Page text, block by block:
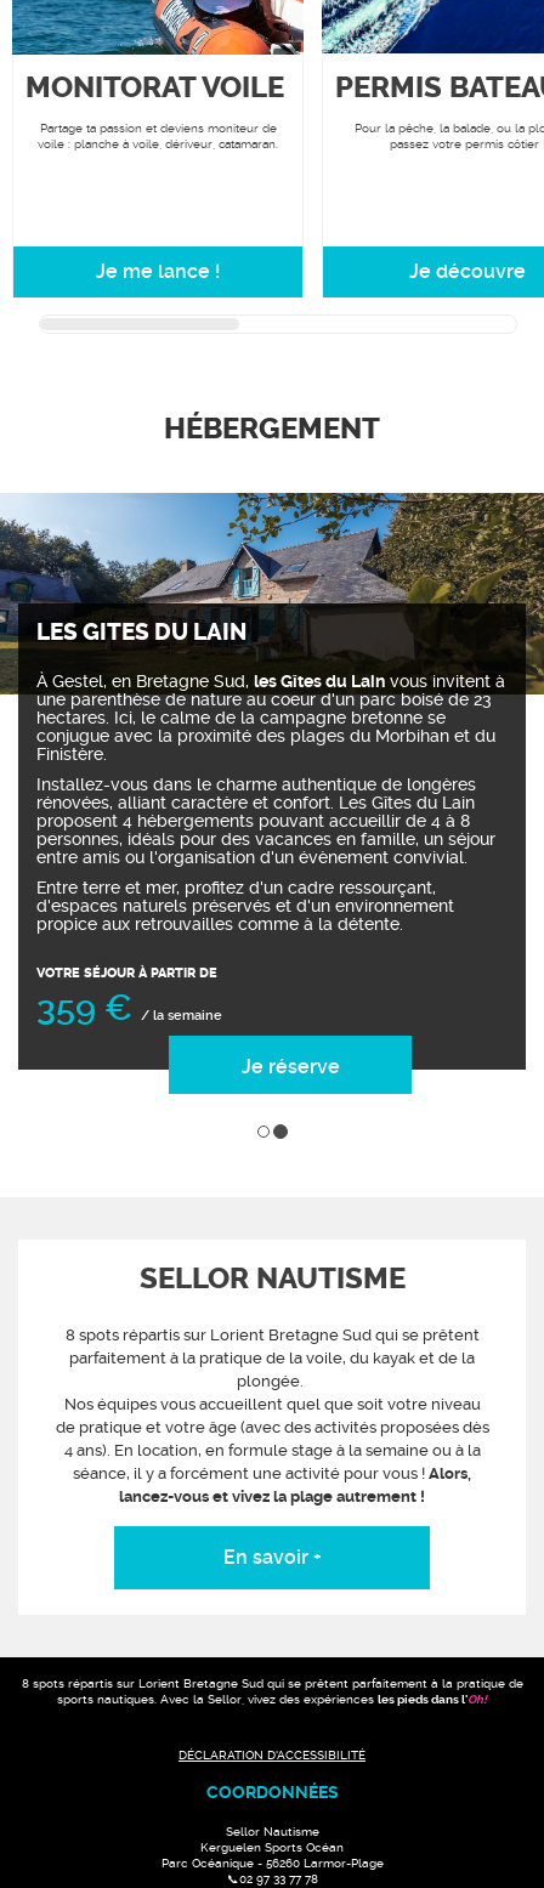
MONITORAT VOILE
Partage ta passion et deviens moniteur de
voile : planche à voile, dériveur, catamaran.
Je me lance !
PERMIS
Pour la pêche, la balade, ou la
passez votre permis côtier
Je découvre
HÉBERGEMENT
LA RÉSIDENCE DE KERGUELEN
À Larmor-Plage, face à l’iconique Île de Groix, la Résidence
de Kerguelen s’inscrit dans un environnement maritime
rare. Bordée par le parc océanique et une plage de sable
fin, elle offre un véritable séjour les pieds dans l’eau.
résidence accueille aussi bien les voyageurs individuels
que les groupes. Fonctionnelle et idéalement située, elle
permet de conjuguer confort, convivialité et accès direct
aux activités nautiques et à la randonnée (GR34).
Entre terre et océan, la Résidence de Kerguelen est le point
de départ idéal pour vivre pleinement l’expérience littorale
bretonne.
VOTRE SÉJOUR À PARTIR DE
54 €/ la nuit
Je réserve
SELLOR NAUTISME
8 spots répartis sur Lorient Bretagne Sud qui se prêtent
parfaitement à la pratique de la voile, du kayak et de la
plongée.
Nos équipes vous accueillent quel que soit votre niveau
de pratique et votre âge (avec des activités proposées dès
4 ans). En location, en formule stage à la semaine ou à la
séance, il y a forcément une activité pour vous ! Alors,
lancez-vous et vivez la plage autrement !
En savoir +
8 spots répartis sur Lorient Bretagne Sud qui se prêtent parfaitement à la pratique de
sports nautiques. Avec la Sellor, vivez des expériences les pieds dans l' Oh !
DÉCLARATION D'ACCESSIBILITÉ
COORDONNÉES
Sellor Nautisme
Kerguelen Sports Océan
Parc Océanique - 56260 Larmor-Plage
📞02 97 33 77 78